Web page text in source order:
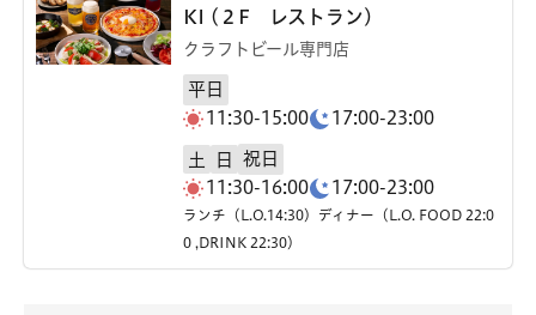
KI (２F レストラン)
クラフトビール専門店
平日
11:30-15:00
17:00-23:00
土 日
祝日
11:30-16:00
17:00-23:00
ランチ（L.O.14:30）ディナー（L.O. FOOD 22:0
0 ,DRINK 22:30）